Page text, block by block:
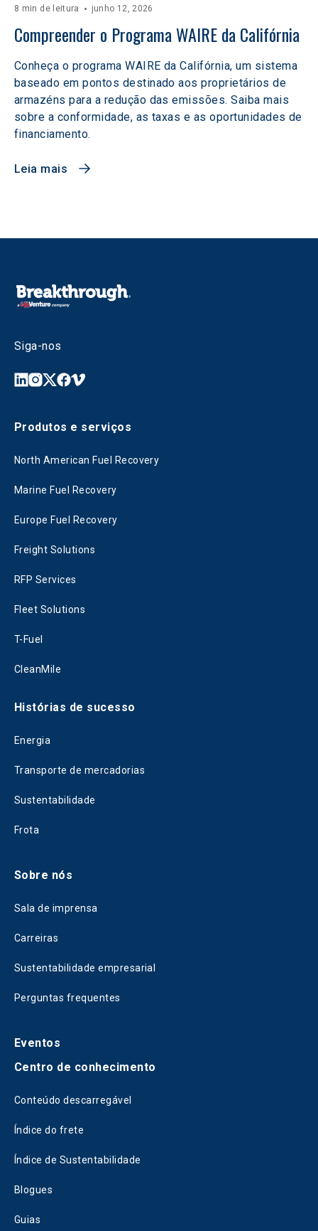
8 min de leitura junho 12, 2026
Compreender o Programa WAIRE da Califórnia
Conheça o programa WAIRE da Califórnia, um sistema
baseado em pontos destinado aos proprietários de
armazéns para a redução das emissões. Saiba mais
sobre a conformidade, as taxas e as oportunidades de
financiamento.
Leia mais
Siga-nos
Produtos e serviços
North American Fuel Recovery
Marine Fuel Recovery
Europe Fuel Recovery
Freight Solutions
RFP Services
Fleet Solutions
T-Fuel
CleanMile
Histórias de sucesso
Energia
Transporte de mercadorias
Sustentabilidade
Frota
Sobre nós
Sala de imprensa
Carreiras
Sustentabilidade empresarial
Perguntas frequentes
Eventos
Centro de conhecimento
Conteúdo descarregável
Índice do frete
Índice de Sustentabilidade
Blogues
Guias